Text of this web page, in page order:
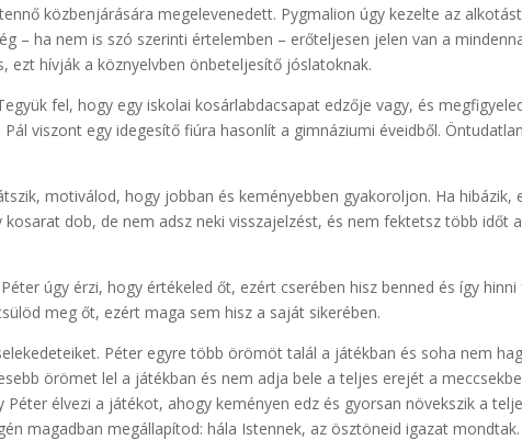
közbenjárására megelevenedett. Pygmalion úgy kezelte az
– ha nem is szó szerinti értelemben – erőteljesen jelen van a
ezt hívják a köznyelvben önbeteljesítő jóslatoknak.
fel, hogy egy iskolai kosárlabdacsapat edzője vagy, és
viszont egy idegesítő fiúra hasonlít a gimnáziumi éveidből.
motiválod, hogy jobban és keményebben gyakoroljon. Ha hibázik,
dob, de nem adsz neki visszajelzést, és nem fektetsz több időt
úgy érzi, hogy értékeled őt, ezért cserében hisz benned és így hinni
meg őt, ezért maga sem hisz a saját sikerében.
Péter egyre több örömöt talál a játékban és soha nem
örömet lel a játékban és nem adja bele a teljes erejét a
élvezi a játékot, ahogy keményen edz és gyorsan növekszik a
magadban megállapítod: hála Istennek, az ösztöneid igazat mondtak.